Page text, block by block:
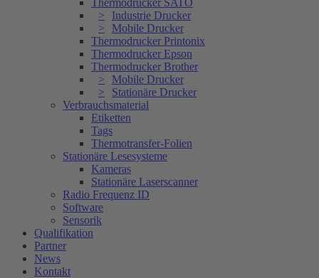
Thermodrucker SATO
Industrie Drucker
Mobile Drucker
Thermodrucker Printonix
Thermodrucker Epson
Thermodrucker Brother
Mobile Drucker
Stationäre Drucker
Verbrauchsmaterial
Etiketten
Tags
Thermotransfer-Folien
Stationäre Lesesysteme
Kameras
Stationäre Laserscanner
Radio Frequenz ID
Software
Sensorik
Qualifikation
Partner
News
Kontakt